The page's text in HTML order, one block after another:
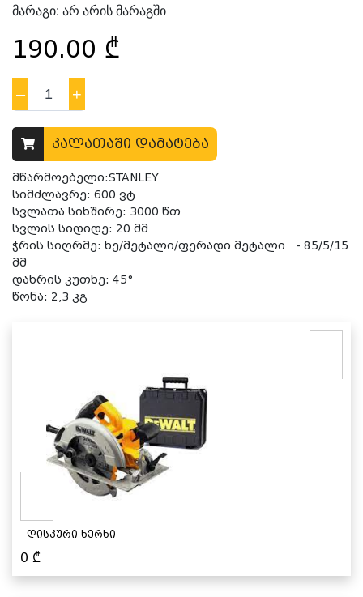
მარაგი: არ არის მარაგში
190.00 ₾
– 1 +
კალათაში დამატება
მწარმოებელი:STANLEY
სიმძლავრე: 600 ვტ
სვლათა სიხშირე: 3000 წთ
სვლის სიდიდე: 20 მმ
ჭრის სიღრმე: ხე/მეტალი/ფერადი მეტალი - 85/5/15
მმ
დახრის კუთხე: 45°
წონა: 2,3 კგ
დისკური ხერხი
0 ₾